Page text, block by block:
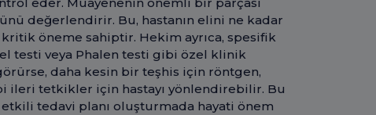
değerlendirir. Bu, hastanın elini ne kadar
öneme sahiptir. Hekim ayrıca, spesifik
testi veya Phalen testi gibi özel klinik
daha kesin bir teşhis için röntgen,
ileri tetkikler için hastayı yönlendirebilir. Bu
etkili tedavi planı oluşturmada hayati önem